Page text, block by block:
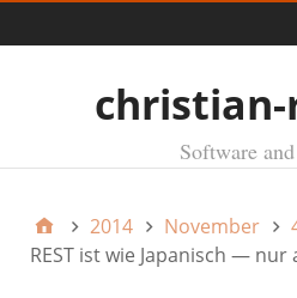
Software
2014 November
REST ist wie Japanisch — nur